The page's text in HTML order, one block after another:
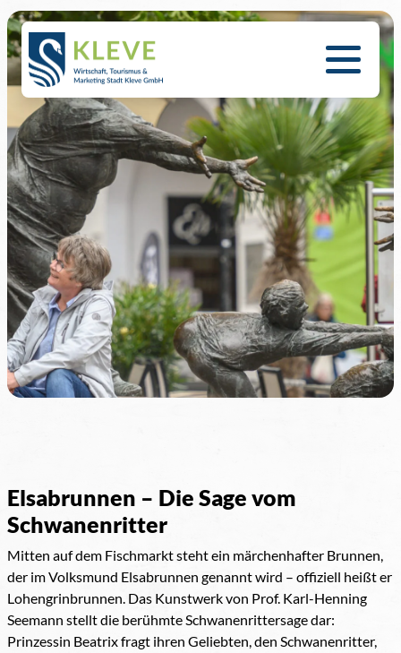
Elsabrunnen – Die Sage vom
Schwanenritter
Mitten auf dem Fischmarkt steht ein märchenhafter Brunnen,
der im Volksmund Elsabrunnen genannt wird – offiziell heißt er
Lohengrinbrunnen. Das Kunstwerk von Prof. Karl-Henning
Seemann stellt die berühmte Schwanenrittersage dar:
Prinzessin Beatrix fragt ihren Geliebten, den Schwanenritter,